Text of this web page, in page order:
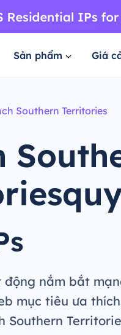
Sản phẩm Giá
Southern Territories
động nắm bắt
mục tiêu ưa
Southern